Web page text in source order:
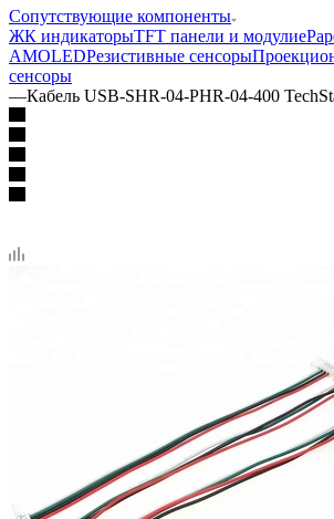
Сопутствующие компоненты
ЖК индикаторыTFT панели и модули
AMOLEDРезистивные сенсоры
сенсоры
—Кабель USB-SHR-04-PHR-04-400